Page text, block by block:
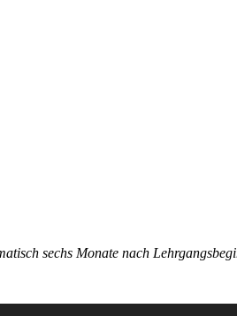
sechs Monate nach